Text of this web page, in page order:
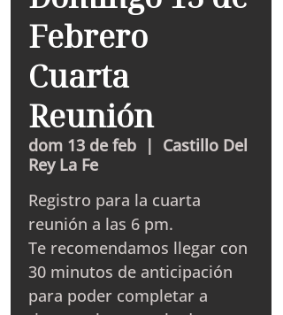
Febrero
Cuarta
Reunión
dom 13 de feb
  |
Castillo Del
Rey La Fe
Registro para la cuarta
reunión a las 6 pm.
Te recomendamos llegar con
30 minutos de anticipación
para poder completar a